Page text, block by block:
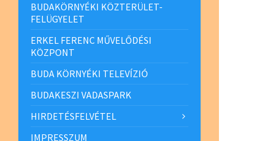
BUDAKÖRNYÉKI KÖZTERÜLET-
FELÜGYELET
ERKEL FERENC MŰVELŐDÉSI
KÖZPONT
BUDA KÖRNYÉKI TELEVÍZIÓ
BUDAKESZI VADASPARK
HIRDETÉSFELVÉTEL
IMPRESSZUM